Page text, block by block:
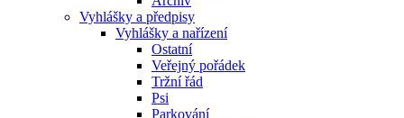
Vyhlášky a předpisy
Vyhlášky a nařízení
Ostatní
Veřejný pořádek
Tržní řád
Psi
Parkování